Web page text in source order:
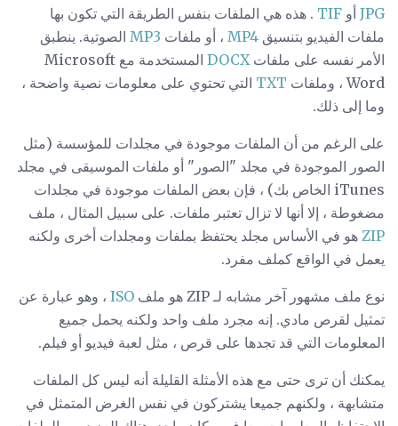
JPG أو TIF . هذه هي الملفات بنفس الطريقة التي تكون بها
ملفات الفيديو بتنسيق MP4 ، أو ملفات MP3 الصوتية. ينطبق
الأمر نفسه على ملفاتDOCX
المستخدمة مع Microsoft
Word ، وملفات
TXT التي تحتوي على معلومات نصية واضحة ،
وما إلى ذلك.
على الرغم من أن الملفات موجودة في مجلدات للمؤسسة (مثل
الصور الموجودة في مجلد "الصور" أو ملفات الموسيقى في مجلد
iTunes الخاص بك) ، فإن بعض الملفات موجودة في مجلدات
مضغوطة ، إلا أنها لا تزال تعتبر ملفات. على سبيل المثال ، ملف
ZIP هو في الأساس مجلد يحتفظ بملفات ومجلدات أخرى ولكنه
يعمل في الواقع كملف مفرد.
نوع ملف مشهور آخر مشابه لـ ZIP هو ملف ISO ، وهو عبارة عن
تمثيل لقرص مادي. إنه مجرد ملف واحد ولكنه يحمل جميع
المعلومات التي قد تجدها على قرص ، مثل لعبة فيديو أو فيلم.
يمكنك أن ترى حتى مع هذه الأمثلة القليلة أنه ليس كل الملفات
متشابهة ، ولكنهم جميعا يشتركون في نفس الغرض المتمثل في